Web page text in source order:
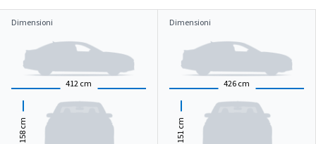
Dimensioni
412 cm
158
cm
Dimensioni
426 cm
151
cm